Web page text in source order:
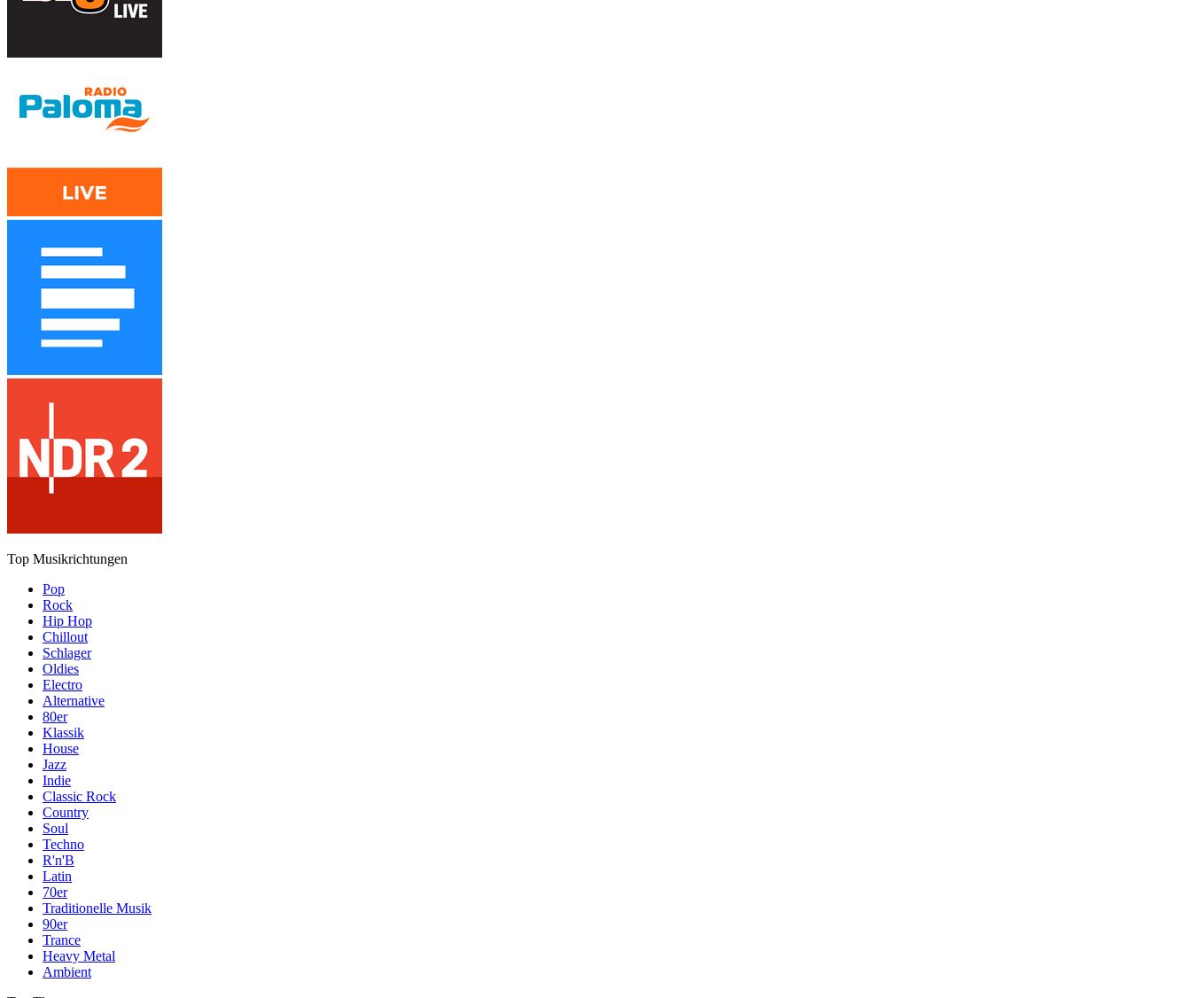
Top Musikrichtungen
Pop
Rock
Hip Hop
Chillout
Schlager
Oldies
Electro
Alternative
80er
Klassik
House
Jazz
Indie
Classic Rock
Country
Soul
Techno
R'n'B
Latin
70er
Traditionelle Musik
90er
Trance
Heavy Metal
Ambient